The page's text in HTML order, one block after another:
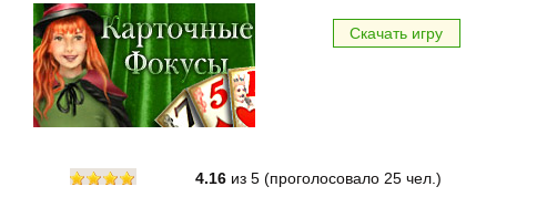
Скачать игру
4.16 из 5 (проголосовалo 25 чел.)